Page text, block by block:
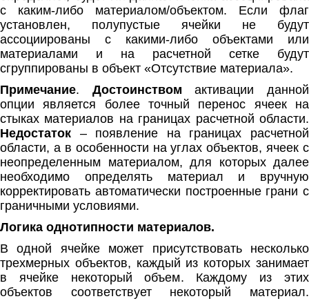
с каким-либо материалом/объектом. Если флаг
установлен, полупустые ячейки не будут
ассоциированы с какими-либо объектами или
материалами и на расчетной сетке будут
сгруппированы в объект «Отсутствие материала».
Примечание. Достоинством активации данной
опции является более точный перенос ячеек на
стыках материалов на границах расчетной области.
Недостаток – появление на границах расчетной
области, а в особенности на углах объектов, ячеек с
неопределенным материалом, для которых далее
необходимо определять материал и вручную
корректировать автоматически построенные грани с
граничными условиями.
Логика однотипности материалов.
В одной ячейке может присутствовать несколько
трехмерных объектов, каждый из которых занимает
в ячейке некоторый объем. Каждому из этих
объектов соответствует некоторый материал.